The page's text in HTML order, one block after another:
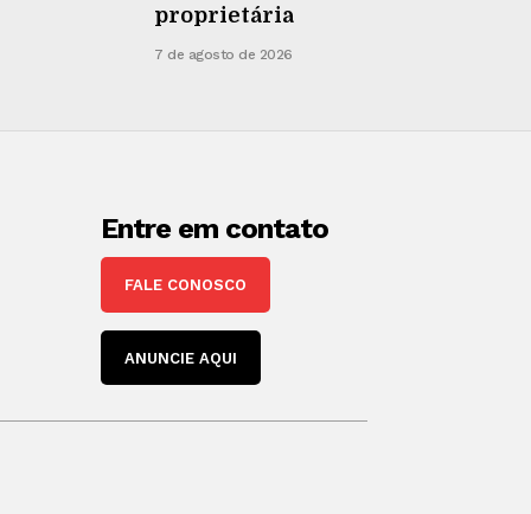
proprietária
7 de agosto de 2026
Entre em contato
FALE CONOSCO
ANUNCIE AQUI